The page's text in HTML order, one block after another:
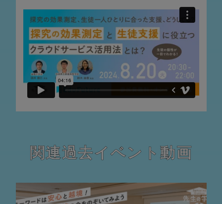
関連過去イベント動画